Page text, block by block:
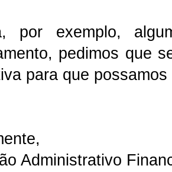
por exemplo,
pedimos que
para que
Administrativo